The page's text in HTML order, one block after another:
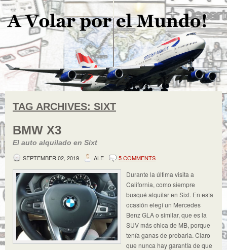
TAG ARCHIVES: SIXT
BMW X3
El auto alquilado en Sixt
SEPTEMBER 02, 2019
ALE 5 COMMENTS
Durante la última visita a
California, como siempre
busqué alquilar en Sixt. En esta
ocasión elegí un Mercedes
Benz GLA o similar, que es la
SUV más chica de MB, porque
tenía ganas de probarla. Claro
que nunca hay garantía de que